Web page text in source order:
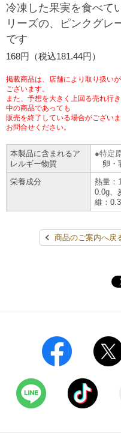
ギフト
プリペイドカード・金券
ニンテンドー・ダウンロー
コピー
プリント
スキャン
ファクス
チケット
プリペイドサービス
スポーツ振興くじ
行政サービス
学び・教育
宅配便
切手・はがき・印紙
セブン銀行ATM
ご利用可能なお支払い方法
スマホプリペイド
レジでApple Accountにチャ
オンラインフォトサービス
コインランドリー（店舗限
自転車シェアリング（店舗限
モバイルバッテリーシェア
モバイルWi-Fiバッテリーシ
チケットサービス
セブンチケット
イープラス
JTB
セブン‐イレブンでお受取り
セブンネットショッピング
企業理念
会社概要
貸借対照表・損益計算書
沿革
国内店舗数
売上高、店舗数推移
セブン‐イレブンの海外事業
データで見るセブン‐イレブ
セブン‐イレブンの「商品力
セブン-イレブンの横顔
セブン-イレブンの歴史
セブン＆アイ・ホールディ
サステナビリティ活動基本方
サステナビリティ推進体制
GREEN CHALLENGE 2050
4VISIONS
サステナビリティニュース
サステナビリティレポート
報告書ライブラリー
加盟店オーナー募集
アルバイト情報
店舗検索
お問い合わせ
Language
English (Corporate)
English (Services)
简体中文(服务)
한국어(서비스)
冷凍した果実を食べて
リーズの、ピンクグレ
です
168円（税込181.44円）
掲載商品は、店舗により取り扱い
ございます。
また、予想を大きく上回る売れ行
中の商品であっても
販売を終了している場合がござい
お問合せください。
本製品に含まれるア
レルギー物質
特定
卵・
栄養成分
熱量：
0.0g、
維：
商品のご案内へ戻